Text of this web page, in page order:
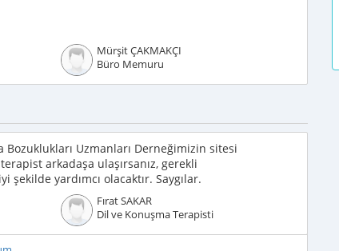
Mürşit ÇAKMAKÇI
Büro Memuru
Uzmanları Derneğimizin sitesi
arkadaşa ulaşırsanız, gerekli
yardımcı olacaktır. Saygılar.
Fırat SAKAR
Dil ve Konuşma Terapisti